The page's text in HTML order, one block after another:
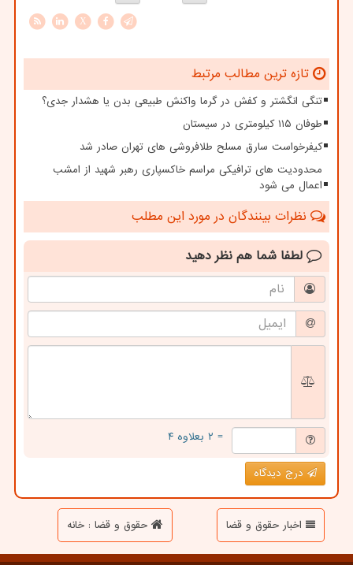
X
تازه ترین مطالب مرتبط
تنگی انگشتر و کفش در گرما واکنش طبیعی بدن یا هشدار جدی؟
طوفان ۱۱۵ کیلومتری در سیستان
کیفرخواست سارق مسلح طلافروشی های تهران صادر شد
محدودیت های ترافیکی مراسم خاکسپاری رهبر شهید از امشب
اعمال می شود
نظرات بینندگان در مورد این مطلب
لطفا شما هم نظر دهید
= ۲ بعلاوه ۴
درج دیدگاه
اخبار حقوق و قضا حقوق و قضا : خانه